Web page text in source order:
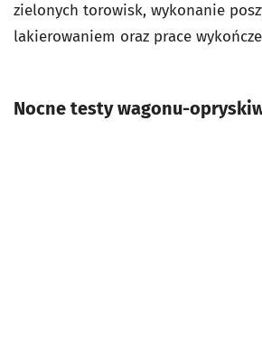
zielonych torowisk, wykonanie
lakierowaniem oraz prace
Nocne testy wagonu-